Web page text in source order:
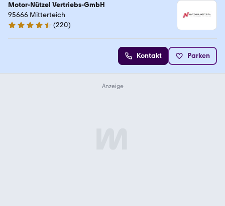
Motor-Nützel Vertriebs-GmbH
95666 Mitterteich
4.6 Sterne
(220)
Kontakt Parken